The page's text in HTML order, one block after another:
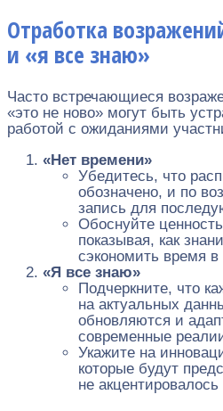
Отработка
и «я все знаю»
Часто встречающиеся
«это не ново» могут быть
работой с ожиданиями
«Нет времени»
Убедитесь, что
обозначено, и по
запись для
Обоснуйте
показывая, как
сэкономить время
«Я все знаю»
Подчеркните, что
на актуальных
обновляются и
современные
Укажите на
которые будут
не